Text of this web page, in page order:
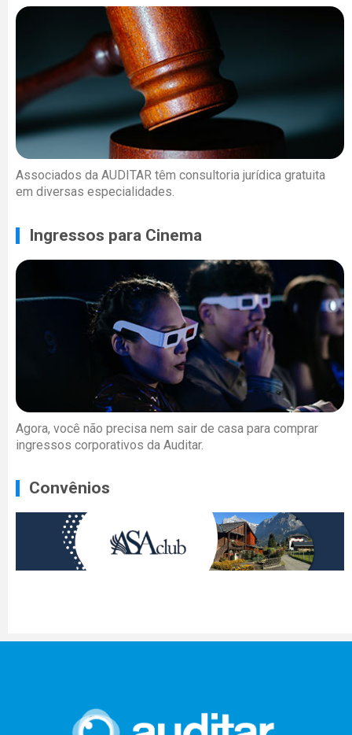
Associados da AUDITAR têm consultoria jurídica gratuita
em diversas especialidades.
Ingressos para Cinema
Agora, você não precisa nem sair de casa para comprar
ingressos corporativos da Auditar.
Convênios